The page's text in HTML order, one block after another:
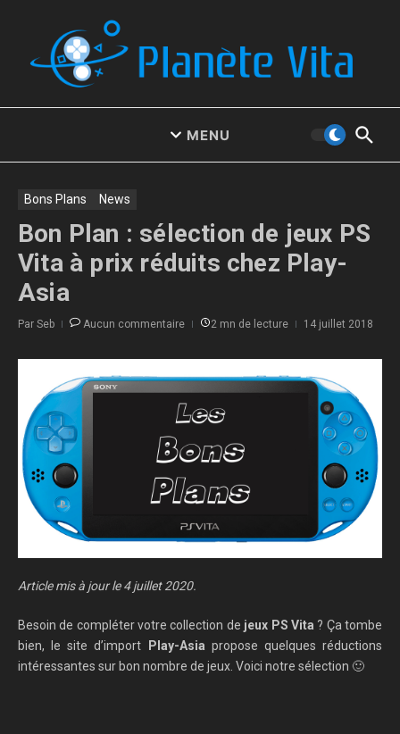
MENU
Bons Plans News
Bon Plan : sélection de jeux PS
Vita à prix réduits chez Play-
Asia
Par Seb Aucun commentaire 2 mn de lecture 14 juillet 2018
Article mis à jour le 4 juillet 2020.
Besoin de compléter votre collection de jeux PS Vita ? Ça tombe
bien, le site d’import
Play-Asia propose quelques réductions
intéressantes sur bon nombre de jeux. Voici notre sélection 🙂